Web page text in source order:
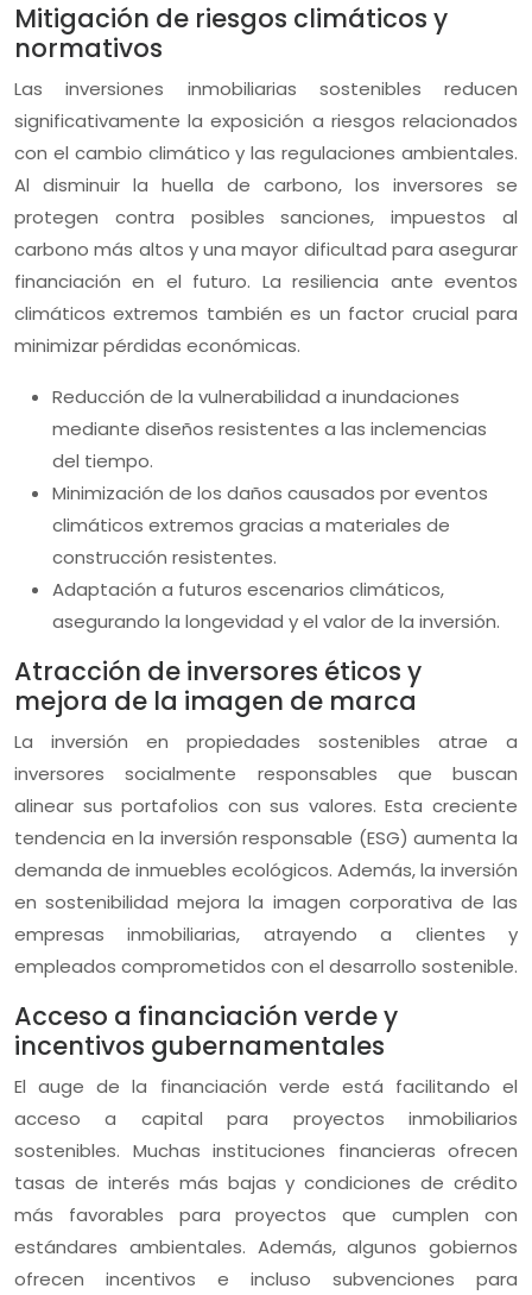
Mitigación de riesgos climáticos y
normativos
Las inversiones inmobiliarias sostenibles reducen
significativamente la exposición a riesgos relacionados
con el cambio climático y las regulaciones ambientales.
Al disminuir la huella de carbono, los inversores se
protegen contra posibles sanciones, impuestos al
carbono más altos y una mayor dificultad para asegurar
financiación en el futuro. La resiliencia ante eventos
climáticos extremos también es un factor crucial para
minimizar pérdidas económicas.
Reducción de la vulnerabilidad a inundaciones
mediante diseños resistentes a las inclemencias
del tiempo.
Minimización de los daños causados por eventos
climáticos extremos gracias a materiales de
construcción resistentes.
Adaptación a futuros escenarios climáticos,
asegurando la longevidad y el valor de la inversión.
Atracción de inversores éticos y
mejora de la imagen de marca
La inversión en propiedades sostenibles atrae a
inversores socialmente responsables que buscan
alinear sus portafolios con sus valores. Esta creciente
tendencia en la inversión responsable (ESG) aumenta la
demanda de inmuebles ecológicos. Además, la inversión
en sostenibilidad mejora la imagen corporativa de las
empresas inmobiliarias, atrayendo a clientes y
empleados comprometidos con el desarrollo sostenible.
Acceso a financiación verde y
incentivos gubernamentales
El auge de la financiación verde está facilitando el
acceso a capital para proyectos inmobiliarios
sostenibles. Muchas instituciones financieras ofrecen
tasas de interés más bajas y condiciones de crédito
más favorables para proyectos que cumplen con
estándares ambientales. Además, algunos gobiernos
ofrecen incentivos e incluso subvenciones para